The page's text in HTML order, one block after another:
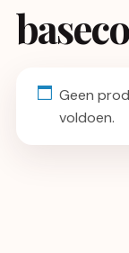
Geen
voldoen.